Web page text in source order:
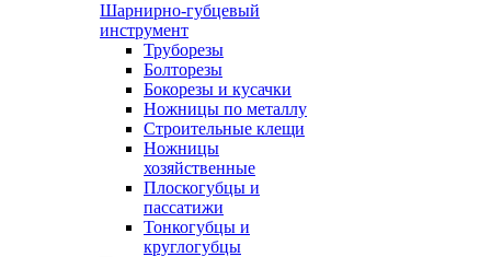
Шарнирно-губцевый
инструмент
Труборезы
Болторезы
Бокорезы и кусачки
Ножницы по металлу
Строительные клещи
Ножницы
хозяйственные
Плоскогубцы и
пассатижи
Тонкогубцы и
круглогубцы